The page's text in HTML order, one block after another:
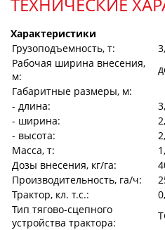
Характеристики
Грузоподъемность, т:
Рабочая ширина внесения,
м:
Габаритные размеры, м:
- длина:
- ширина:
- высота:
Масса, т:
Дозы внесения, кг/га:
Производительность, га/ч:
Трактор, кл. т.с.:
Тип тягово-сцепного
устройства трактора: